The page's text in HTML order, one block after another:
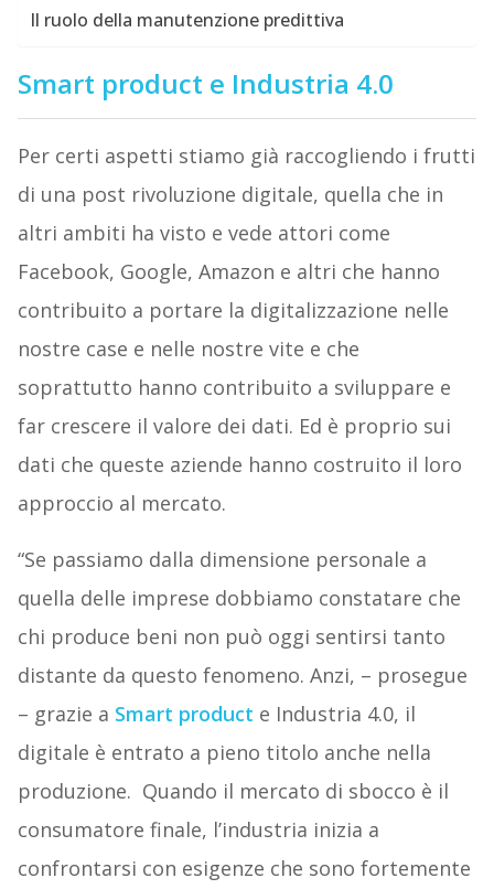
Il ruolo della manutenzione predittiva
Smart product e Industria 4.0
Per certi aspetti stiamo già raccogliendo i frutti
di una post rivoluzione digitale, quella che in
altri ambiti ha visto e vede attori come
Facebook, Google, Amazon e altri che hanno
contribuito a portare la digitalizzazione nelle
nostre case e nelle nostre vite e che
soprattutto hanno contribuito a sviluppare e
far crescere il valore dei dati. Ed è proprio sui
dati che queste aziende hanno costruito il loro
approccio al mercato.
“Se passiamo dalla dimensione personale a
quella delle imprese dobbiamo constatare che
chi produce beni non può oggi sentirsi tanto
distante da questo fenomeno. Anzi, – prosegue
– grazie a Smart product e Industria 4.0, il
digitale è entrato a pieno titolo anche nella
produzione. Quando il mercato di sbocco è il
consumatore finale, l’industria inizia a
confrontarsi con esigenze che sono fortemente